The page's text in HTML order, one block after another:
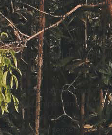
por ejemplo de minería o
particulares de apropiación
procedimientos intensivos de
materias primas. Se alude a
las perforaciones de gran
monocultivos de transgénicos.
Precisemos también que
todos los emprendimientos
hay muchos casos donde
evidencia son tendencias